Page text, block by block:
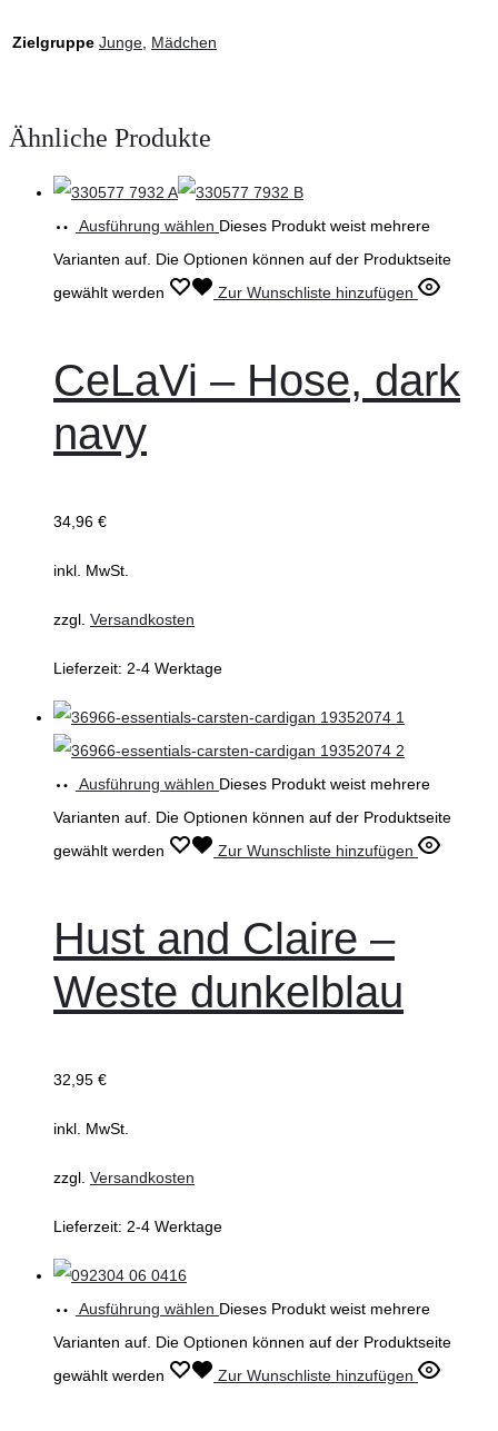
Zielgruppe Junge, Mädchen
Ähnliche Produkte
Ausführung wählen Dieses Produkt weist mehrere
Varianten auf. Die Optionen können auf der Produktseite
gewählt werden
Zur Wunschliste hinzufügen
CeLaVi – Hose, dark
navy
34,96 €
inkl. MwSt.
zzgl. Versandkosten
Lieferzeit: 2-4 Werktage
Ausführung wählen Dieses Produkt weist mehrere
Varianten auf. Die Optionen können auf der Produktseite
gewählt werden
Zur Wunschliste hinzufügen
Hust and Claire –
Weste dunkelblau
32,95 €
inkl. MwSt.
zzgl. Versandkosten
Lieferzeit: 2-4 Werktage
Ausführung wählen Dieses Produkt weist mehrere
Varianten auf. Die Optionen können auf der Produktseite
gewählt werden
Zur Wunschliste hinzufügen